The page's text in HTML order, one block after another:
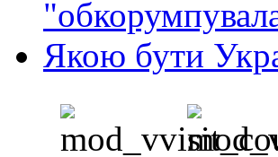
Якою бути